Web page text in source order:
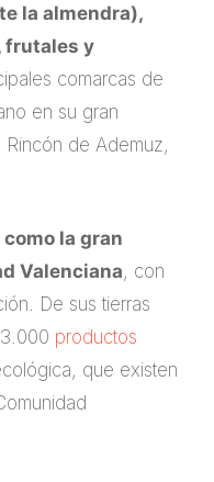
la almendra),
frutales y
comarcas de
en su gran
de Ademuz,
la gran
Valenciana, con
De sus tierras
productos
que existen